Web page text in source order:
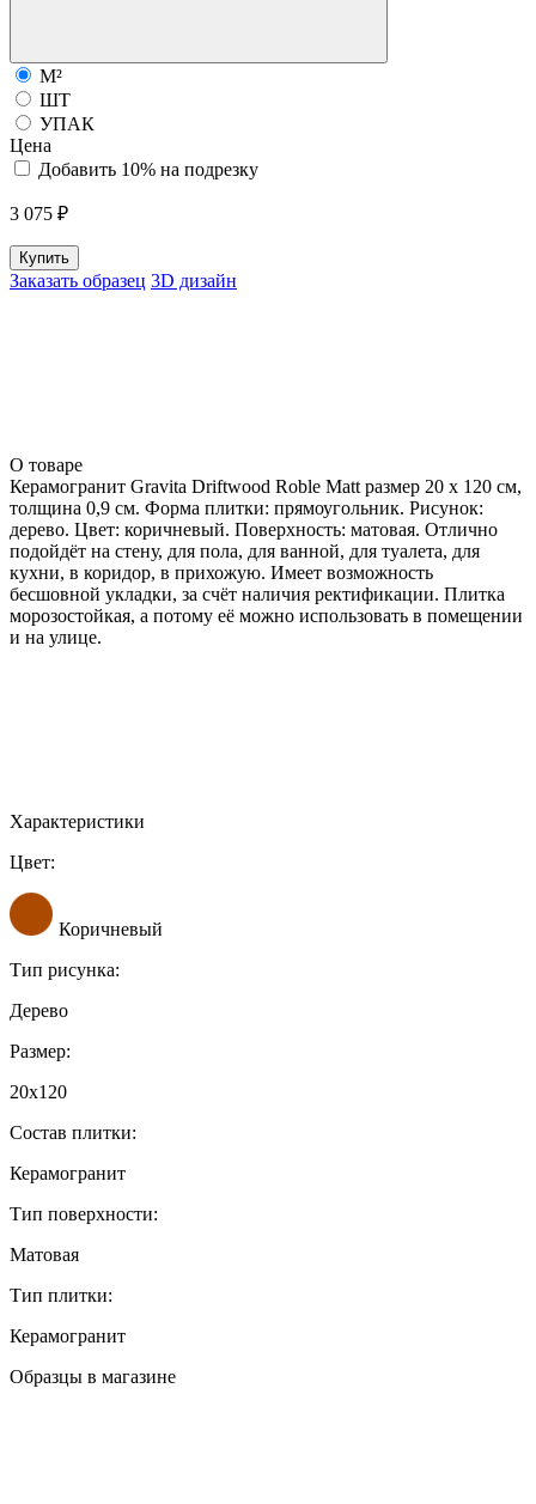
М²
ШТ
УПАК
Цена
Добавить 10% на подрезку
3 075 ₽
Купить
Заказать образец 3D дизайн
О товаре
Керамогранит Gravita Driftwood Roble Matt размер 20 x 120 см,
толщина 0,9 см. Форма плитки: прямоугольник. Рисунок:
дерево. Цвет: коричневый. Поверхность: матовая. Отлично
подойдёт на стену, для пола, для ванной, для туалета, для
кухни, в коридор, в прихожую. Имеет возможность
бесшовной укладки, за счёт наличия ректификации. Плитка
морозостойкая, а потому её можно использовать в помещении
и на улице.
Характеристики
Цвет:
Коричневый
Тип рисунка:
Дерево
Размер:
20x120
Состав плитки:
Керамогранит
Тип поверхности:
Матовая
Тип плитки:
Керамогранит
Образцы в магазине